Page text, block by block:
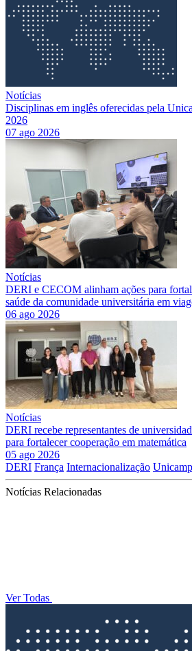
Notícias
Disciplinas em inglês oferecidas pela
2026
07 ago 2026
Notícias
DERI e CECOM alinham ações para
saúde da comunidade universitária em
06 ago 2026
Notícias
DERI recebe representantes de
para fortalecer cooperação em matemática
05 ago 2026
DERI França Internacionalização Unicamp
Notícias Relacionadas
Ver Todas